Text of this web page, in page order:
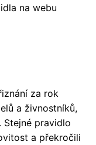
na webu
za rok
a živnostníků,
Stejné pravidlo
a překročili